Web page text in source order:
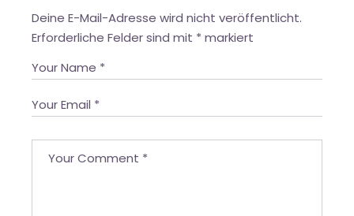
Deine E-Mail-Adresse wird nicht veröffentlicht.
Erforderliche Felder sind mit * markiert